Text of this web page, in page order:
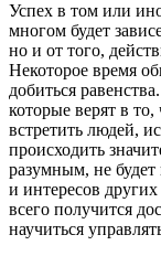
Успех в том или
многом будет
но и от того,
Некоторое время
добиться
которые верят в
встретить людей,
происходить
разумным, не
и интересов
всего получится
научиться